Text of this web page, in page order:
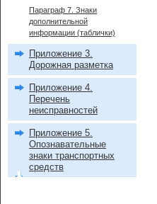
Параграф 7. Знаки
дополнительной
информации (таблички)
Приложение 3.
Дорожная разметка
Приложение 4.
Перечень
неисправностей
Приложение 5.
Опознавательные
знаки транспортных
средств